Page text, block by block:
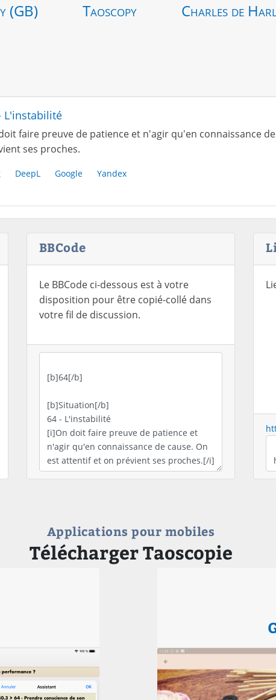
(GB) Taoscopy Charles de
L'instabilité
faire preuve de patience et n'agir qu'en connaissance
ses proches.
DeepL Google Yandex
BBCode
Le BBCode ci-dessous est à votre
disposition pour être copié-collé dans
votre fil de discussion.
Applications pour mobiles
Télécharger Taoscopie